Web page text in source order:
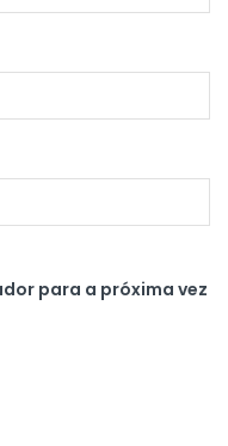
para a próxima vez